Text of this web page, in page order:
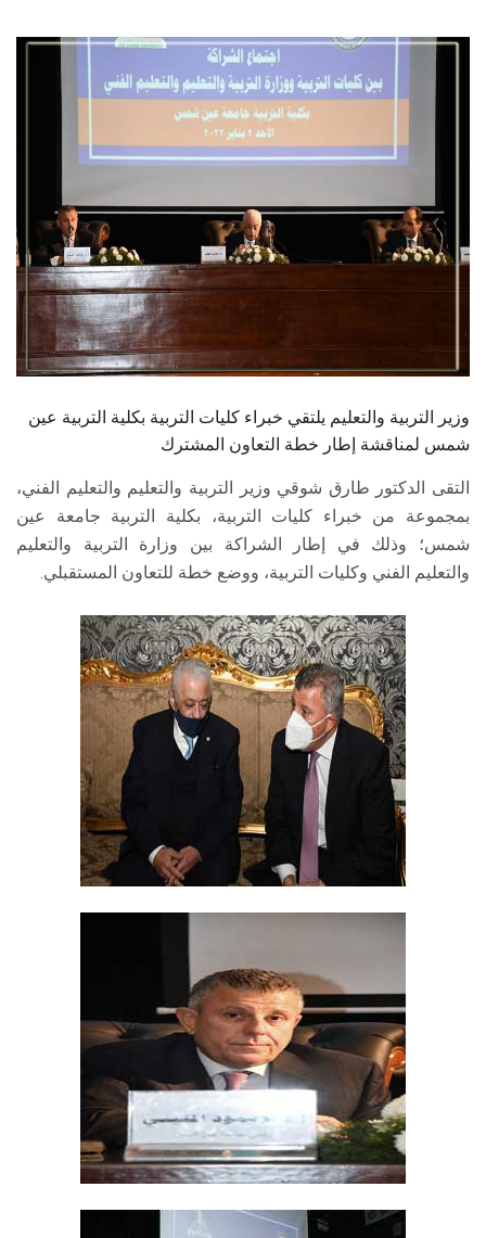
الطلاب
هيئة التدريس
الدراسات العليا
الخريجين
الموظفون
الزائـرون
وزير التربية والتعليم يلتقي خبراء كليات التربية بكلية التربية عين
شمس لمناقشة إطار خطة التعاون المشترك
التقى الدكتور طارق شوقي وزير التربية والتعليم والتعليم الفني،
بمجموعة من خبراء كليات التربية، بكلية التربية جامعة عين
شمس؛ وذلك في إطار الشراكة بين وزارة التربية والتعليم
والتعليم الفني وكليات التربية، ووضع خطة للتعاون المستقبلي.